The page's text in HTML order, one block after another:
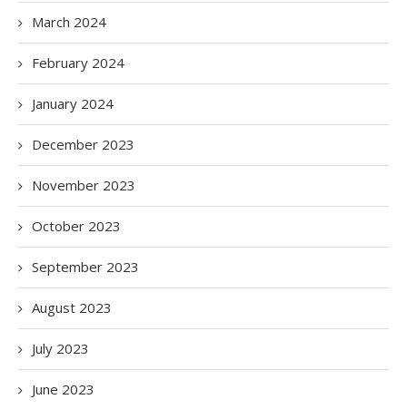
March 2024
February 2024
January 2024
December 2023
November 2023
October 2023
September 2023
August 2023
July 2023
June 2023